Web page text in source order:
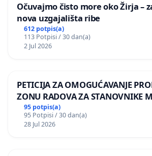
Očuvajmo čisto more oko Žirja –
nova uzgajališta ribe
612 potpis(a)
113 Potpisi / 30 dan(a)
2 Jul 2026
PETICIJA ZA OMOGUĆAVANJE
ZONU RADOVA ZA STANOVNIKE
Kamensko i Lemić Brdo
95 potpis(a)
95 Potpisi / 30 dan(a)
28 Jul 2026